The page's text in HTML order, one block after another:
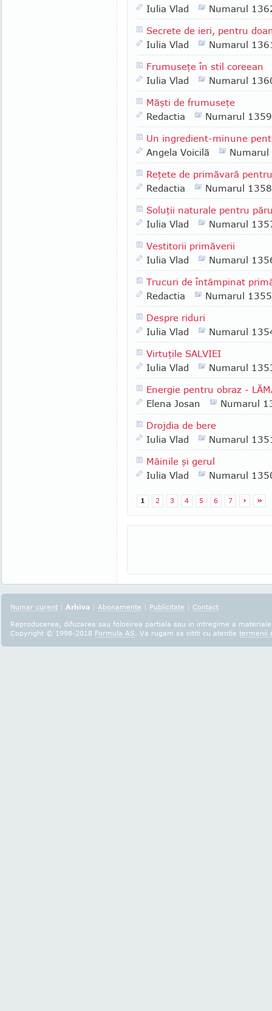
Iulia Vlad
Numarul
Secrete de ieri, pentru
Iulia Vlad
Numarul
Frumuseţe în stil coreean
Iulia Vlad
Numarul
Măşti de frumuseţe
Redactia
Numarul 1359
Un ingredient-minune
Angela Voicilă
Reţete de primăvară
Redactia
Numarul 1358
Soluţii naturale pentru
Iulia Vlad
Numarul
Vestitorii primăverii
Iulia Vlad
Numarul
Trucuri de întâmpinat
Redactia
Numarul 1355
Despre riduri
Iulia Vlad
Numarul
Virtuţile SALVIEI
Iulia Vlad
Numarul
Energie pentru obraz -
Elena Josan
Numarul
Drojdia de bere
Iulia Vlad
Numarul
Mâinile şi gerul
Iulia Vlad
Numarul
1 2 3 4 5 6 7 › »
Numar curent | Arhiva | Abonamente | Publicitate | Contact
Reproducerea, difuzarea sau folosirea partiala sau in intregime a
Copyright © 1998-2018 Formula AS. Va rugam sa cititi cu atentie termenii